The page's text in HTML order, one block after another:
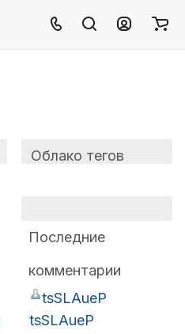
Облако тегов
Последние
комментарии
tsSLAueP
tsSLAueP